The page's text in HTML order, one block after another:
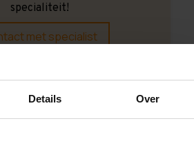
Details Over
specialiteit!
met specialist
uitbesteden?
Laat ons het doen!